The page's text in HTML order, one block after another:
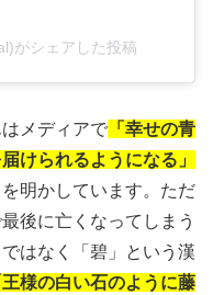
がシェアした投稿
メディアで 「幸せの青
けられるようになる」
明かしています。ただ
後に亡くなってしまう
はなく「碧」という漢
王様の白い石のように藤